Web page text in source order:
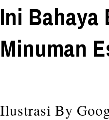
Ini Bahaya
Minuman
Ilustrasi By